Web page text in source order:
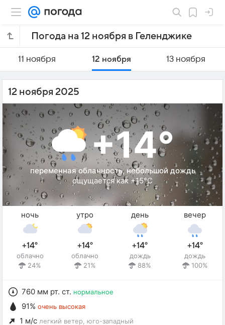
Погода на 12 ноября в Геленджике
11 ноября 12 ноября 13 ноября
12 ноября 2025
+14°
переменная облачность, небольшой дождь
ощущается как +15°C
ночь
+14°
облачно
24%
утро
+14°
облачно
21%
день
+14°
дождь
88%
вечер
+14°
дождь
100%
760 мм рт. ст. нормальное
91% очень высокая
1 м/с легкий ветер , юго-западный